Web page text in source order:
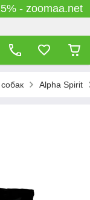
- zoomaa.net
Alpha Spirit